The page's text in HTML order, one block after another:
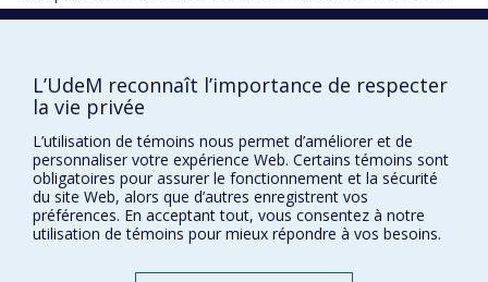
l’encadrement des étudiants.
1995
Prix et distinctions
L’UdeM reconnaît l’importance de respecter
la vie privée
L’utilisation de témoins nous permet d’améliorer et de
personnaliser votre expérience Web. Certains témoins sont
obligatoires pour assurer le fonctionnement et la sécurité
du site Web, alors que d’autres enregistrent vos
préférences. En acceptant tout, vous consentez à notre
utilisation de témoins pour mieux répondre à vos besoins.